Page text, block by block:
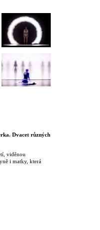
Dvacet různých
viděnou
i matky, která
vlastní realitu a
zakoušejí –